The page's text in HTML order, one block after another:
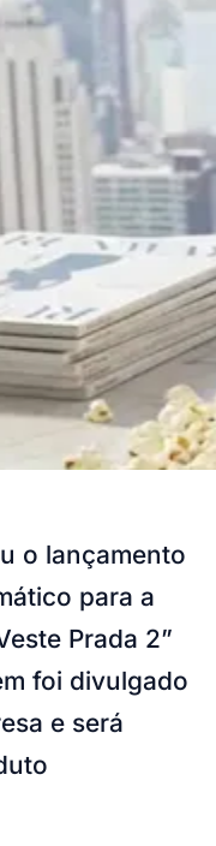
para a
Prada 2”
foi divulgado
e será